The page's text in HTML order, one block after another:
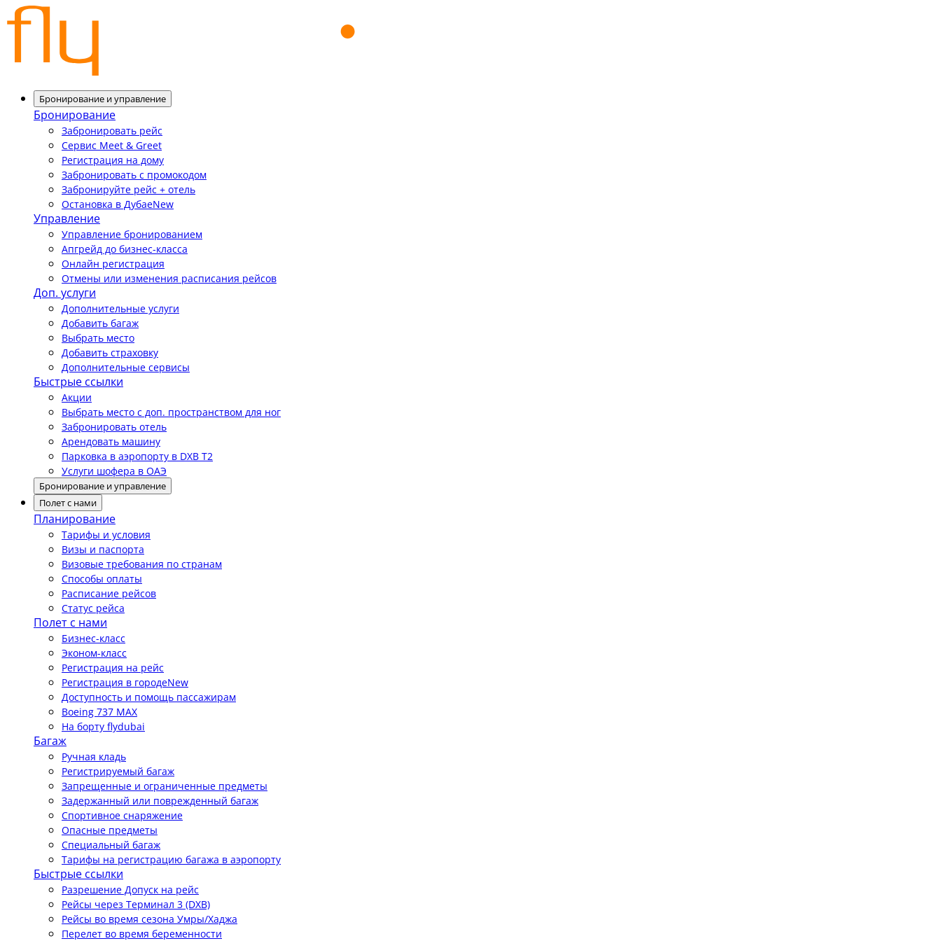
Бронирование и управление
Бронирование
Забронировать рейс
Сервис Meet & Greet
Регистрация на дому
Забронировать с промокодом
Забронируйте рейс + отель
Остановка в ДубаеNew
Управление
Управление бронированием
Апгрейд до бизнес-класса
Онлайн регистрация
Отмены или изменения расписания рейсов
Доп. услуги
Дополнительные услуги
Добавить багаж
Выбрать место
Добавить страховку
Дополнительные сервисы
Быстрые ссылки
Акции
Выбрать место с доп. пространством для ног
Забронировать отель
Арендовать машину
Парковка в аэропорту в DXB T2
Услуги шофера в ОАЭ
Бронирование и управление
Полет с нами
Планирование
Тарифы и условия
Визы и паспорта
Визовые требования по странам
Способы оплаты
Расписание рейсов
Статус рейса
Полет с нами
Бизнес-класс
Эконом-класс
Регистрация на рейс
Регистрация в городеNew
Доступность и помощь пассажирам
Boeing 737 MAX
На борту flydubai
Багаж
Ручная кладь
Регистрируемый багаж
Запрещенные и ограниченные предметы
Задержанный или поврежденный багаж
Спортивное снаряжение
Опасные предметы
Специальный багаж
Тарифы на регистрацию багажа в аэропорту
Быстрые ссылки
Разрешение Допуск на рейс
Рейсы через Терминал 3 (DXB)
Рейсы во время сезона Умры/Хаджа
Перелет во время беременности